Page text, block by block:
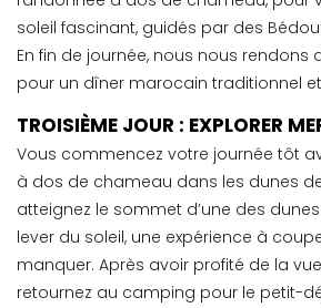
soleil fascinant, guidés par des
En fin de journée, nous nous
pour un dîner marocain traditionnel
TROISIÈME JOUR : EXPLORER
Vous commencez votre journée tôt
à dos de chameau dans les dunes de
atteignez le sommet d’une des
lever du soleil, une expérience à
manquer. Après avoir profité de la
retournez au camping pour le petit-